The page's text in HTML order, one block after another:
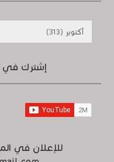
إشترك في
للإعلان في